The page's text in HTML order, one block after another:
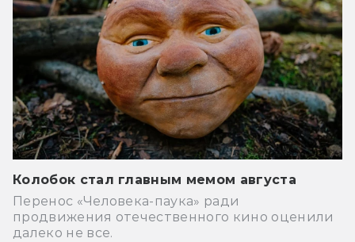
Колобок стал главным мемом августа
Перенос «Человека-паука» ради
продвижения отечественного кино оценили
далеко не все.